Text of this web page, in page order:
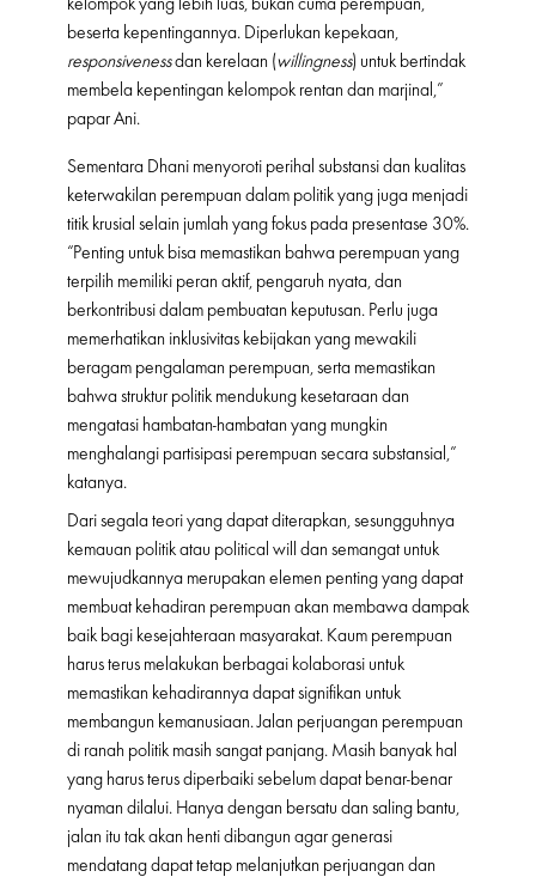
beserta kepentingannya. Diperlukan kepekaan,
responsivenessdan kerelaan (willingness) untuk bertindak
membela kepentingan kelompok rentan dan marjinal,”
papar Ani.
Sementara Dhani menyoroti perihal substansi dan kualitas
keterwakilan perempuan dalam politik yang juga menjadi
titik krusial selain jumlah yang fokus pada presentase 30%.
“Penting untuk bisa memastikan bahwa perempuan yang
terpilih memiliki peran aktif, pengaruh nyata, dan
berkontribusi dalam pembuatan keputusan. Perlu juga
memerhatikan inklusivitas kebijakan yang mewakili
beragam pengalaman perempuan, serta memastikan
bahwa struktur politik mendukung kesetaraan dan
mengatasi hambatan-hambatan yang mungkin
menghalangi partisipasi perempuan secara substansial,”
katanya.
Dari segala teori yang dapat diterapkan, sesungguhnya
kemauan politik atau political will dan semangat untuk
mewujudkannya merupakan elemen penting yang dapat
membuat kehadiran perempuan akan membawa dampak
baik bagi kesejahteraan masyarakat. Kaum perempuan
harus terus melakukan berbagai kolaborasi untuk
memastikan kehadirannya dapat signifikan untuk
membangun kemanusiaan. Jalan perjuangan perempuan
di ranah politik masih sangat panjang. Masih banyak hal
yang harus terus diperbaiki sebelum dapat benar-benar
nyaman dilalui. Hanya dengan bersatu dan saling bantu,
jalan itu tak akan henti dibangun agar generasi
mendatang dapat tetap melanjutkan perjuangan dan